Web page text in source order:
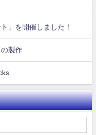
」を開催しました！
製作